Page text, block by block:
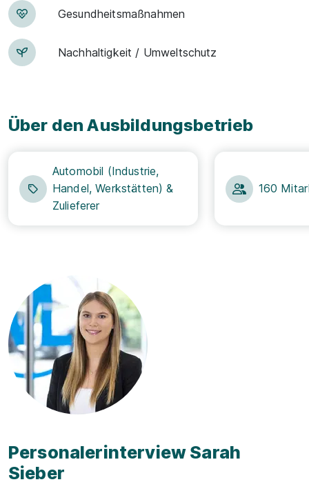
Ge­sund­heits­maß­nah­men
Nachhaltigkeit / Umweltschutz
Über den Ausbildungsbetrieb
Automobil (Industrie,
Handel, Werkstätten) &
Zulieferer
160
Personalerinterview Sarah
Sieber